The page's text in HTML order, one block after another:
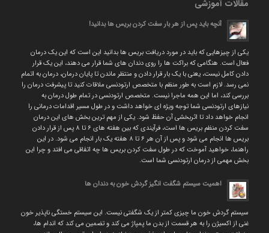
مقالات آموزشی
آنچه باید پس از هر بار سفت کردن بریس ها بدانید!
یکی از چیزهایی که باید در مورد دریافت بریس ها بدانید این است که این یک درمان
فعال است. هنگامی که براکت ها را روی دندان های شما قرار می دهند، این یک قرار
دادن کامل نیست، یعنی با یک بار قرار دادن و منتظر ماندن تا پایان درمان، درمان به اتمام
نمی رسد. لازم است به طور منظم با متخصص ارتودنسی ملاقات کنید تا پیشرفت درمان را
بررسی کند، اما این همه ماجرا نیست. متخصص ارتودنسی در تمام طول درمان به
نیازهای ارتودنسی شما توجه ویژه ای خواهد داشت و در طول مسیر اقدامات درمانی را
انجام خواهد داد تا اثربخشی آن حفظ شود. یکی از مهم ترین بخش های این درمان
سفت کردن منظم بریس ها است، فرآیندی که بین هفته های ۶ تا ۸ پس از قرار دادن
بریس ها انجام می شود و پس از آن هر ۶ تا ۸ هفته یک بار انجام می شود. در این
راهنما، خواهید آموخت که در طول سفت کردن بریس ها چه اتفاقی می افتد و چرا این
بخش مهمی از درمان ارتودنسی شما است.
اهمیت سیستم شگفت انگیز گردش خون به دندان ها
سیستم گردش خون ما چیزی کمتر از یک شگفتی نیست. این سیستم خستگی ناپذیر خون
غنی از اکسیژن را به هر قسمت از بدن ما پمپاژ می کند و تضمین می کند که اندام ها،